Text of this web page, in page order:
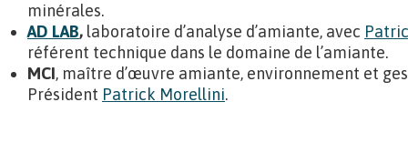
minérales.
AD LAB, laboratoire d’analyse d’amiante, avec
référent technique dans le domaine de l’amiante.
MCI, maître d’œuvre amiante, environnement et
Président Patrick Morellini.